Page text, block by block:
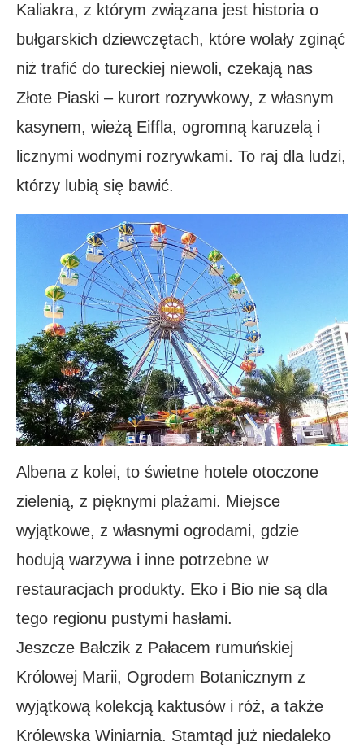
Kaliakra, z którym związana jest historia o
bułgarskich dziewczętach, które wolały zginąć
niż trafić do tureckiej niewoli, czekają nas
Złote Piaski – kurort rozrywkowy, z własnym
kasynem, wieżą Eiffla, ogromną karuzelą i
licznymi wodnymi rozrywkami. To raj dla ludzi,
którzy lubią się bawić.
Albena z kolei, to świetne hotele otoczone
zielenią, z pięknymi plażami. Miejsce
wyjątkowe, z własnymi ogrodami, gdzie
hodują warzywa i inne potrzebne w
restauracjach produkty. Eko i Bio nie są dla
tego regionu pustymi hasłami.
Jeszcze Bałczik z Pałacem rumuńskiej
Królowej Marii, Ogrodem Botanicznym z
wyjątkową kolekcją kaktusów i róż, a także
Królewska Winiarnia. Stamtąd już niedaleko